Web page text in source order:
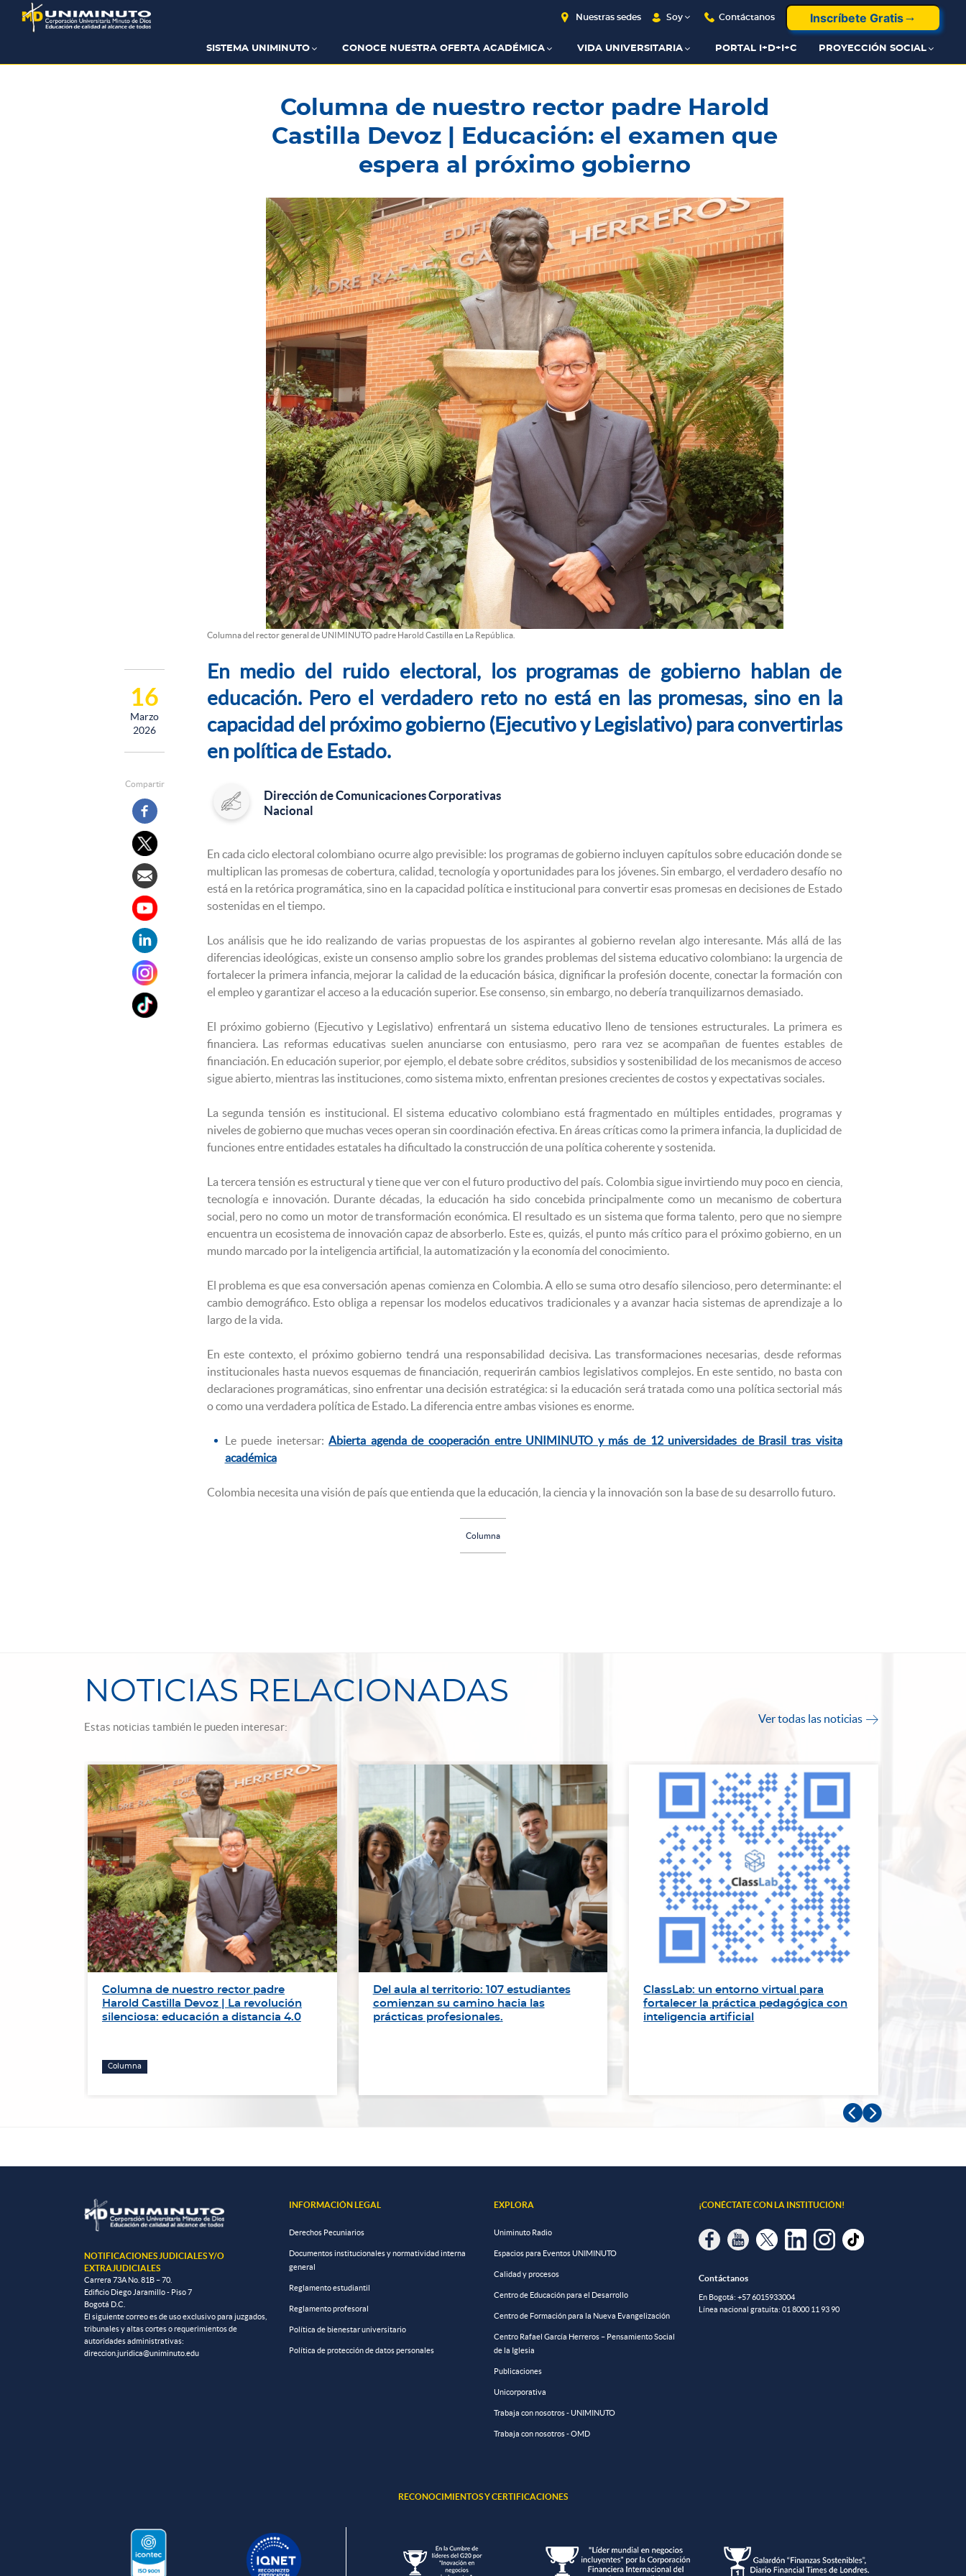
contenido
Nuestras sedes Soy Contáctanos Inscríbete Gratis
SISTEMA UNIMINUTO CONOCE NUESTRA OFERTA ACADÉMICA VIDA UNIVERSITARIA PORTAL I+D+I+C PROYECCIÓN SOCIAL
Columna de nuestro rector padre Harold
Castilla Devoz | Educación: el examen que
espera al próximo gobierno
Columna del rector general de UNIMINUTO padre Harold Castilla en La República.
En medio del ruido electoral, los programas de gobierno hablan de
educación. Pero el verdadero reto no está en las promesas, sino en la
capacidad del próximo gobierno (Ejecutivo y Legislativo) para convertirlas
en política de Estado.
Dirección de Comunicaciones Corporativas
Nacional
En cada ciclo electoral colombiano ocurre algo previsible: los programas de gobierno incluyen capítulos sobre educación donde se
multiplican las promesas de cobertura, calidad, tecnología y oportunidades para los jóvenes. Sin embargo, el verdadero desafío no
está en la retórica programática, sino en la capacidad política e institucional para convertir esas promesas en decisiones de Estado
sostenidas en el tiempo.
Los análisis que he ido realizando de varias propuestas de los aspirantes al gobierno revelan algo interesante. Más allá de las
diferencias ideológicas, existe un consenso amplio sobre los grandes problemas del sistema educativo colombiano: la urgencia de
fortalecer la primera infancia, mejorar la calidad de la educación básica, dignificar la profesión docente, conectar la formación con
el empleo y garantizar el acceso a la educación superior. Ese consenso, sin embargo, no debería tranquilizarnos demasiado.
El próximo gobierno (Ejecutivo y Legislativo) enfrentará un sistema educativo lleno de tensiones estructurales. La primera es
financiera. Las reformas educativas suelen anunciarse con entusiasmo, pero rara vez se acompañan de fuentes estables de
financiación. En educación superior, por ejemplo, el debate sobre créditos, subsidios y sostenibilidad de los mecanismos de acceso
sigue abierto, mientras las instituciones, como sistema mixto, enfrentan presiones crecientes de costos y expectativas sociales.
La segunda tensión es institucional. El sistema educativo colombiano está fragmentado en múltiples entidades, programas y
niveles de gobierno que muchas veces operan sin coordinación efectiva. En áreas críticas como la primera infancia, la duplicidad de
funciones entre entidades estatales ha dificultado la construcción de una política coherente y sostenida.
La tercera tensión es estructural y tiene que ver con el futuro productivo del país. Colombia sigue invirtiendo muy poco en ciencia,
tecnología e innovación. Durante décadas, la educación ha sido concebida principalmente como un mecanismo de cobertura
social, pero no como un motor de transformación económica. El resultado es un sistema que forma talento, pero que no siempre
encuentra un ecosistema de innovación capaz de absorberlo. Este es, quizás, el punto más crítico para el próximo gobierno, en un
mundo marcado por la inteligencia artificial, la automatización y la economía del conocimiento.
El problema es que esa conversación apenas comienza en Colombia. A ello se suma otro desafío silencioso, pero determinante: el
cambio demográfico. Esto obliga a repensar los modelos educativos tradicionales y a avanzar hacia sistemas de aprendizaje a lo
largo de la vida.
En este contexto, el próximo gobierno tendrá una responsabilidad decisiva. Las transformaciones necesarias, desde reformas
institucionales hasta nuevos esquemas de financiación, requerirán cambios legislativos complejos. En este sentido, no basta con
declaraciones programáticas, sino enfrentar una decisión estratégica: si la educación será tratada como una política sectorial más
o como una verdadera política de Estado. La diferencia entre ambas visiones es enorme.
Le puede inetersar:Abierta agenda de cooperación entre UNIMINUTO y más de 12 universidades de Brasil tras visita
académica
Colombia necesita una visión de país que entienda que la educación, la ciencia y la innovación son la base de su desarrollo futuro.
16
Marzo
2026
Compartir
Columna
NOTICIAS RELACIONADAS
Estas noticias también le pueden interesar:
Ver todas las noticias 
Columna de nuestro rector padre
Harold Castilla Devoz | La revolución
silenciosa: educación a distancia 4.0
Columna
Del aula al territorio: 107 estudiantes
comienzan su camino hacia las
prácticas profesionales.
ClassLab: un entorno virtual para
fortalecer la práctica pedagógica con
inteligencia artificial

NOTIFICACIONES JUDICIALES Y/O
EXTRAJUDICIALES
Carrera 73A No. 81B – 70.
Edificio Diego Jaramillo - Piso 7
Bogotá D.C.
El siguiente correo es de uso exclusivo para juzgados,
tribunales y altas cortes o requerimientos de
autoridades administrativas:
direccion.juridica@uniminuto.edu
INFORMACIÓN LEGAL
Derechos Pecuniarios
Documentos institucionales y normatividad interna
general
Reglamento estudiantil
Reglamento profesoral
Política de bienestar universitario
Política de protección de datos personales
EXPLORA
Uniminuto Radio
Espacios para Eventos UNIMINUTO
Calidad y procesos
Centro de Educación para el Desarrollo
Centro de Formación para la Nueva Evangelización
Centro Rafael García Herreros – Pensamiento Social
de la Iglesia
Publicaciones
Unicorporativa
Trabaja con nosotros - UNIMINUTO
Trabaja con nosotros - OMD
¡CONÉCTATE CON LA INSTITUCIÓN!
Contáctanos
En Bogotá: +57 6015933004
Línea nacional gratuita: 01 8000 11 93 90
RECONOCIMIENTOS Y CERTIFICACIONES